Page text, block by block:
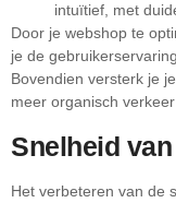
intuïtief, met
Door je webshop te
je de
Bovendien versterk je
meer organisch
Snelheid
Het verbeteren van de